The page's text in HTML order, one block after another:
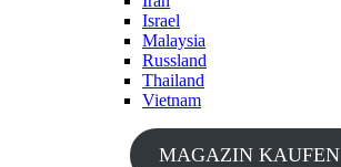
Israel
Malaysia
Russland
Thailand
Vietnam
MAGAZIN KAUFEN